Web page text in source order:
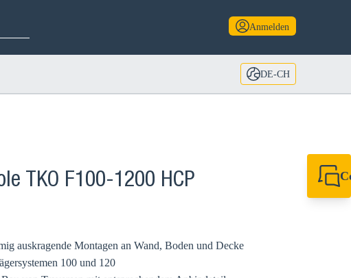
Anmelden
DE-CH
TKO F100-1200 HCP
auskragende Montagen an Wand, Boden und Decke
100 und 120